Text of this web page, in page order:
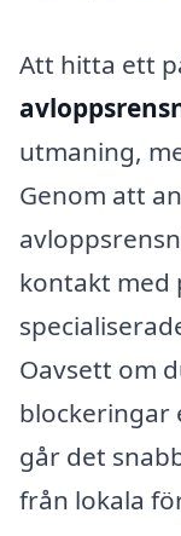
Att hitta ett
utmaning,
Genom att
kontakt med
Oavsett om
blockeringar
går det
från lokala